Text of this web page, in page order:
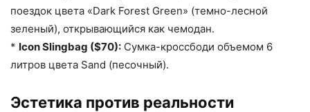
поездок цвета «Dark Forest Green» (темно-лесной
зеленый), открывающийся как чемодан.
* Icon Slingbag ($70): Сумка-кроссбоди объемом 6
литров цвета Sand (песочный).
Эстетика против реальности